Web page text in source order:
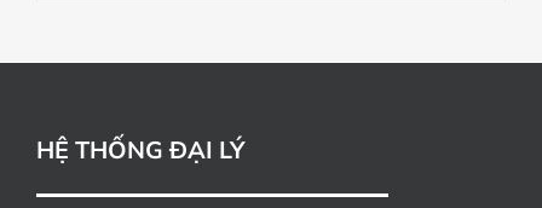
HỆ THỐNG ĐẠI LÝ